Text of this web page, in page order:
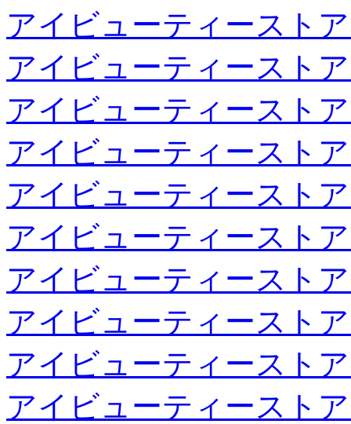
アイビューティースト
アイビューティースト
アイビューティースト
アイビューティースト
アイビューティースト
アイビューティースト
アイビューティースト
アイビューティースト
アイビューティースト
アイビューティースト